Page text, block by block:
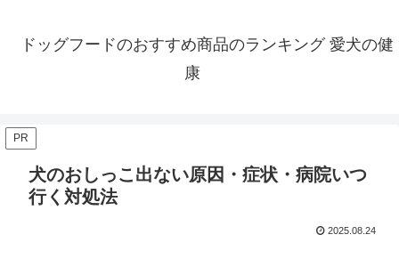
ドッグフードのおすすめ商品のランキング 愛犬の健
康
PR
犬のおしっこ出ない原因・症状・病院いつ
行く対処法
2025.08.24